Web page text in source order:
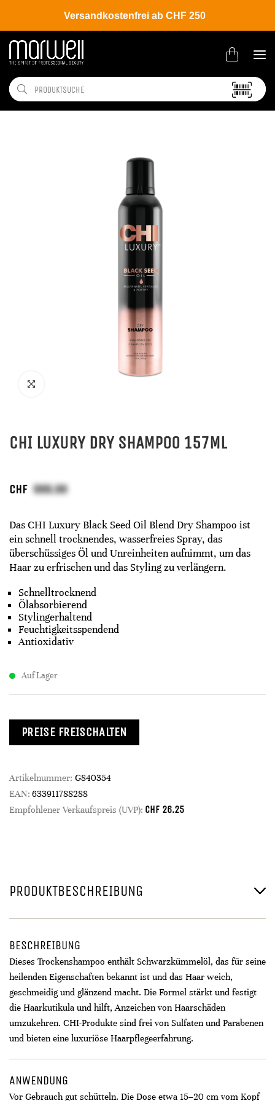
Versandkostenfrei ab CHF 250
Shop Brands CHI Luxury Black Seed
CHI LUXURY DRY SHAMPOO 157ML
CHF
Das CHI Luxury Black Seed Oil Blend Dry Shampoo ist
ein schnell trocknendes, wasserfreies Spray, das
überschüssiges Öl und Unreinheiten aufnimmt, um das
Haar zu erfrischen und das Styling zu verlängern.
Schnelltrocknend
Ölabsorbierend
Stylingerhaltend
Feuchtigkeitsspendend
Antioxidativ
Auf Lager
PREISE FREISCHALTEN
Artikelnummer: G840354
EAN: 633911788288
Empfohlener Verkaufspreis (UVP): CHF 26.25
PRODUKTBESCHREIBUNG
BESCHREIBUNG
Dieses Trockenshampoo enthält Schwarzkümmelöl, das für seine
heilenden Eigenschaften bekannt ist und das Haar weich,
geschmeidig und glänzend macht. Die Formel stärkt und festigt
die Haarkutikula und hilft, Anzeichen von Haarschäden
umzukehren. CHI-Produkte sind frei von Sulfaten und Parabenen
und bieten eine luxuriöse Haarpflegeerfahrung.
ANWENDUNG
Vor Gebrauch gut schütteln. Die Dose etwa 15–20 cm vom Kopf